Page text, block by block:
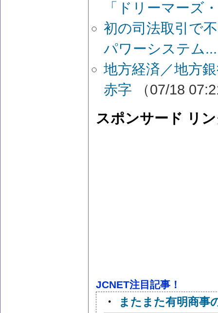
「ドリーマーズ
初の司法取引で
パワーシステム...
地方経済／地方
赤字
（07/18
スポンサード リ
JCNET注目記事！
・ またまた有明商事